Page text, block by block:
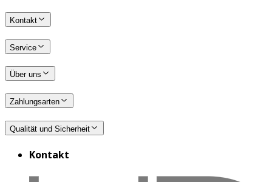
Kontakt
Service
Über uns
Zahlungsarten
Qualität und Sicherheit
Kontakt